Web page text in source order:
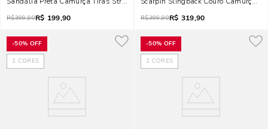
R$399,90R$ 199,90 R$399,90R$ 319,90
-50% OFF
2 CORES
-50% OFF
2 CORES